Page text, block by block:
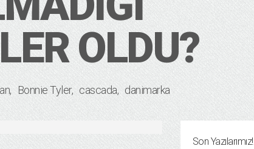
OLDU?
Bonnie Tyler cascada danimarka
Son Yazılarımız!